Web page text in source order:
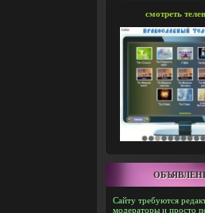
смотреть
Сайту требуются
модераторы и просто